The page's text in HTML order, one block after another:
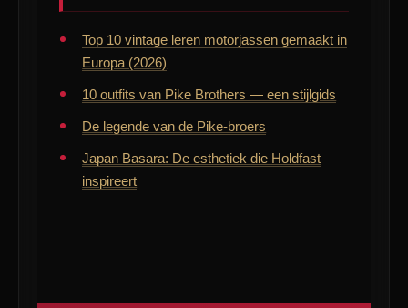
Top 10 vintage leren motorjassen gemaakt in
Europa (2026)
10 outfits van Pike Brothers — een stijlgids
De legende van de Pike-broers
Japan Basara: De esthetiek die Holdfast
inspireert